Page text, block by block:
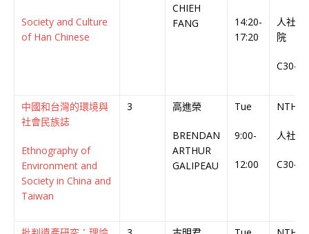
Society and Culture
of Han Chinese
CHIEH
FANG
14:20-
17:20
人社
院
C304
中國和台灣的環境與
社會民族誌
Ethnography of
Environment and
Society in China and
Taiwan
3 高進榮
BRENDAN
ARTHUR
GALIPEAU
Tue
9:00-
12:00
NTHU
人社
C304